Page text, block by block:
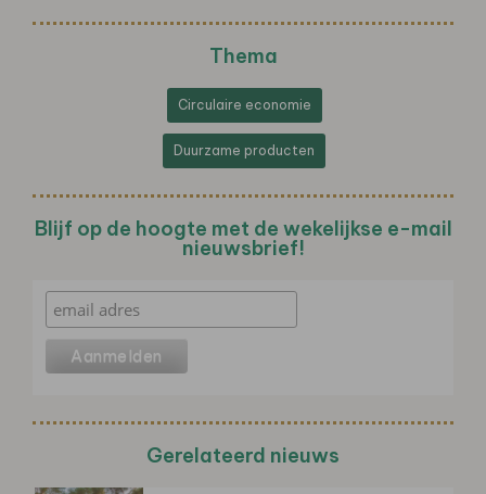
Thema
Circulaire economie
Duurzame producten
Blijf op de hoogte met de wekelijkse e-mail
nieuwsbrief!
Gerelateerd nieuws